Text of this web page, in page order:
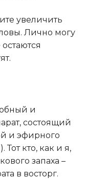
увеличить
Лично могу
и
состоящий
и эфирного
кто, как и я,
запаха –
в восторг.